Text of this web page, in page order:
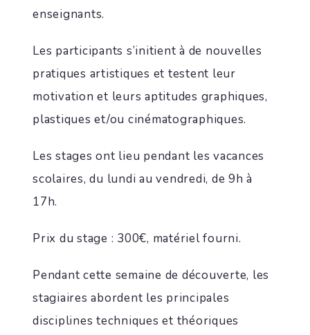
enseignants.
Les participants s’initient à de nouvelles
pratiques artistiques et testent leur
motivation et leurs aptitudes graphiques,
plastiques et/ou cinématographiques.
Les stages ont lieu pendant les vacances
scolaires, du lundi au vendredi, de 9h à
17h.
Prix du stage : 300€, matériel fourni.
Pendant cette semaine de découverte, les
stagiaires abordent les principales
disciplines techniques et théoriques